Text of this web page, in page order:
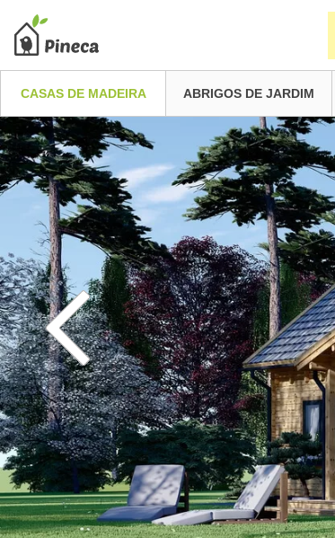
CASAS DE MADEIRA ABRIGOS DE JARDIM